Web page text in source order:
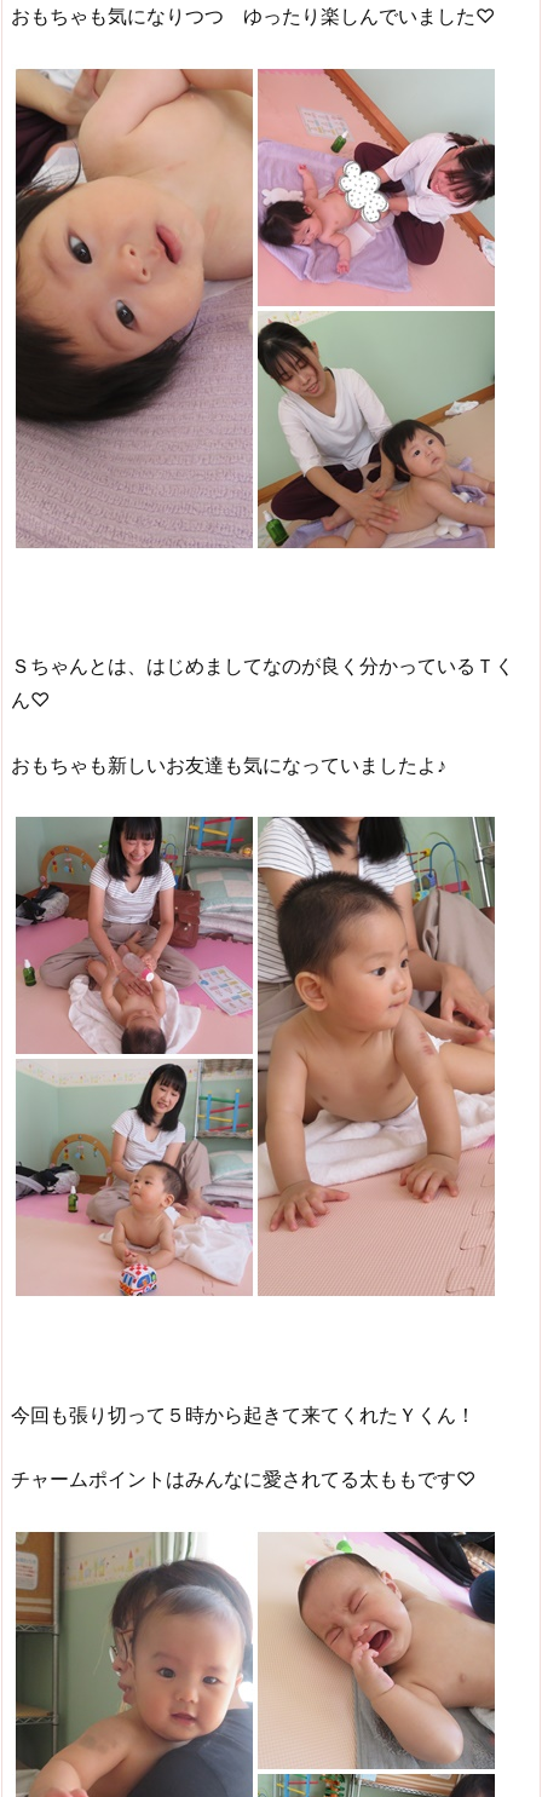
おもちゃも気になりつつ ゆったり楽しんでいました♡
Ｓちゃんとは、はじめましてなのが良く分かっているＴく
ん♡
おもちゃも新しいお友達も気になっていましたよ♪
今回も張り切って５時から起きて来てくれたＹくん！
チャームポイントはみんなに愛されてる太ももです♡